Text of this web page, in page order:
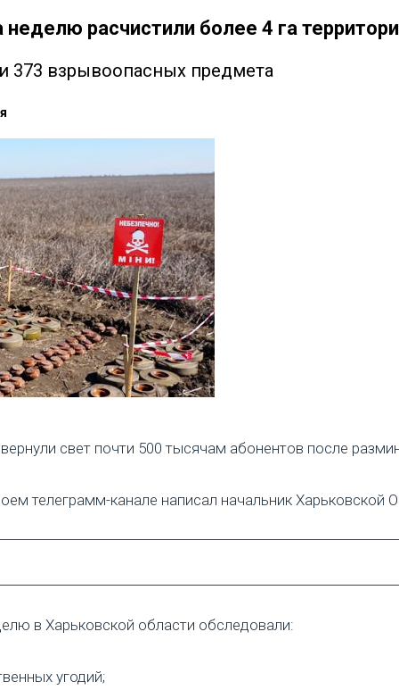
неделю расчистили более 4 га
373 взрывоопасных предмета
свет почти 500 тысячам абонентов после
телеграмм-канале написал начальник Харьковской
в Харьковской области обследовали:
угодий;